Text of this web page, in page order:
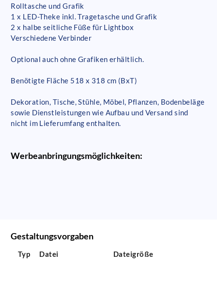
Rolltasche und Grafik
1 x LED-Theke inkl. Tragetasche und Grafik
2 x halbe seitliche Füße für Lightbox
Verschiedene Verbinder
Optional auch ohne Grafiken erhältlich.
Benötigte Fläche 518 x 318 cm (BxT)
Dekoration, Tische, Stühle, Möbel, Pflanzen, Bodenbeläge
sowie Dienstleistungen wie Aufbau und Versand sind
nicht im Lieferumfang enthalten.
Werbeanbringungsmöglichkeiten:
Gestaltungsvorgaben
Typ Datei Dateigröße